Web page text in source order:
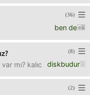
(36)
ben de
(8)
diskbudur
mı? kalıcı mı?
(2)